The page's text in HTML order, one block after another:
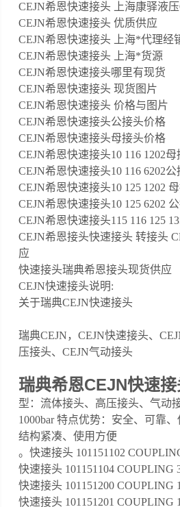
CEJN希恩快速接头 上海康驿液
CEJN希恩快速接头 优质供应
CEJN希恩快速接头 上海*代理经
CEJN希恩快速接头 上海*货源
CEJN希恩快速接头哪里有现货
CEJN希恩快速接头 现货图片
CEJN希恩快速接头 价格与图片
CEJN希恩快速接头公接头价格
CEJN希恩快速接头母接头价格
CEJN希恩快速接头10 116 1202
CEJN希恩快速接头10 116 6202
CEJN希恩快速接头10 125 1202
CEJN希恩快速接头10 125 6202
CEJN希恩快速接头115 116 125
CEJN希恩接头快速接头 转接头
应
快速接头瑞典希恩接头现货供应
CEJN快速接头说明:
关于瑞典CEJN快速接头
瑞典CEJN，CEJN快速接头、
压接头、CEJN气动接头
瑞典希恩CEJN快速
型：流体接头、高压接头、气动
1000bar 特点优势：安全、可靠
结构紧凑、使用方便
。快速接头 101151102
快速接头 101151104 COUPLING
快速接头 101151200 COUPLING
快速接头 101151201 COUPLING